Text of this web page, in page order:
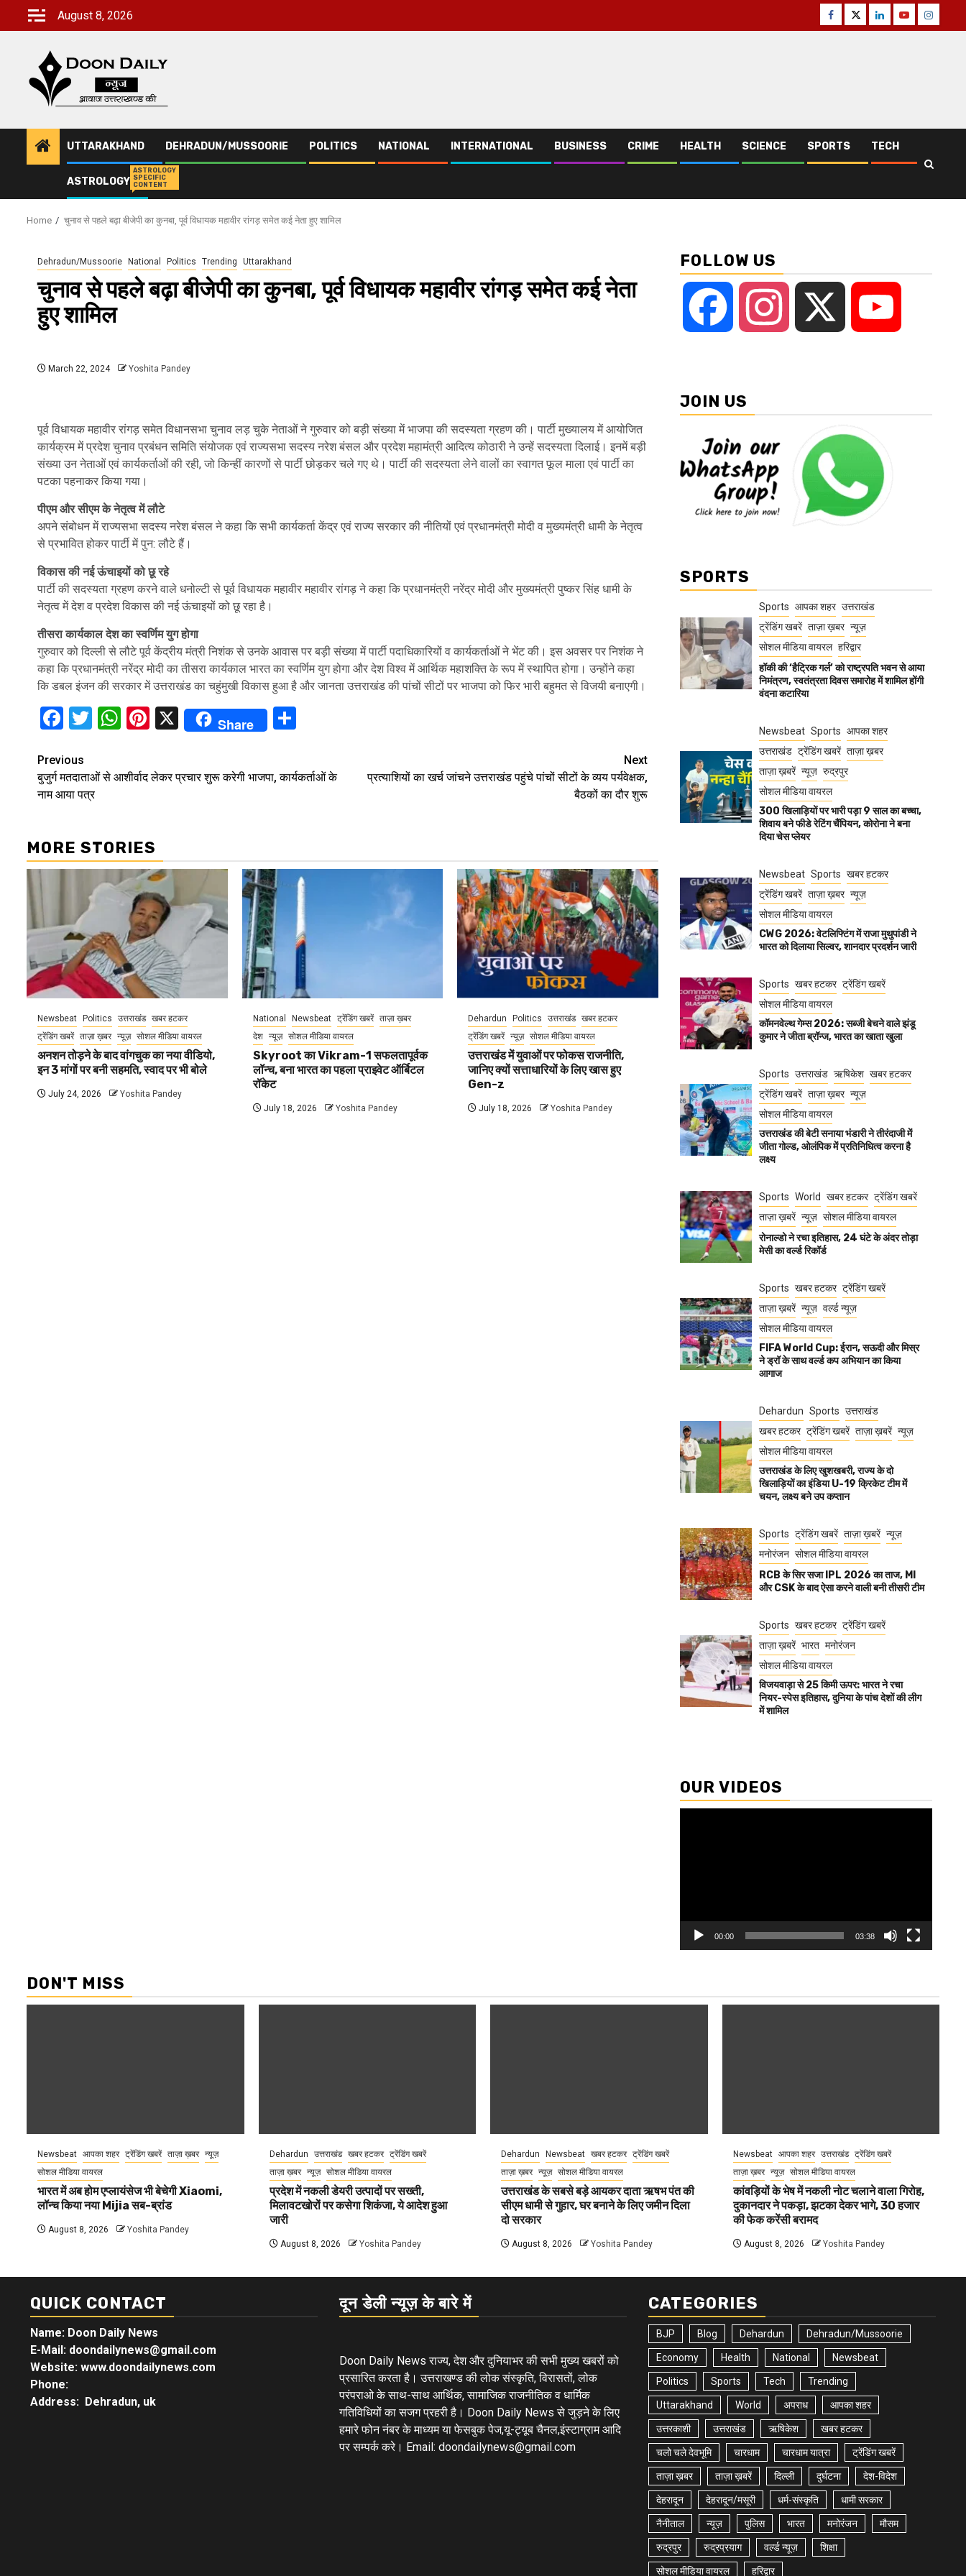
August 8, 2026 Facebook
TwitterLinkedinYoutube
UTTARAKHAND DEHRADUN/MUSSOORIE POLITICS NATIONAL INTERNATIONAL BUSINESS CRIME HEALTH SCIENCE SPORTS TECH
ASTROLOGY
ASTROLOGY
SPECIFIC
CONTENT
Home चुनाव से पहले बढ़ा बीजेपी का कुनबा, पूर्व विधायक महावीर रांगड़ समेत कई नेता हुए शामिल
Dehradun/Mussoorie National Politics Trending Uttarakhand
चुनाव से पहले बढ़ा बीजेपी का कुनबा, पूर्व विधायक महावीर रांगड़ समेत कई नेता
हुए शामिल
March 22, 2024 Yoshita Pandey
पूर्व विधायक महावीर रांगड़ समेत विधानसभा चुनाव लड़ चुके नेताओं ने गुरुवार को बड़ी संख्या में भाजपा की सदस्यता ग्रहण की। पार्टी मुख्यालय में आयोजित
कार्यक्रम में प्रदेश चुनाव प्रबंधन समिति संयोजक एवं राज्यसभा सदस्य नरेश बंसल और प्रदेश महामंत्री आदित्य कोठारी ने उन्हें सदस्यता दिलाई। इनमें बड़ी
संख्या उन नेताओं एवं कार्यकर्ताओं की रही, जो किन्हीं कारणों से पार्टी छोड़कर चले गए थे। पार्टी की सदस्यता लेने वालों का स्वागत फूल माला एवं पार्टी का
पटका पहनाकर किया गया।
पीएम और सीएम के नेतृत्व में लौटे
अपने संबोधन में राज्यसभा सदस्य नरेश बंसल ने कहा कि सभी कार्यकर्ता केंद्र एवं राज्य सरकार की नीतियों एवं प्रधानमंत्री मोदी व मुख्यमंत्री धामी के नेतृत्व
से प्रभावित होकर पार्टी में पुन: लौटे हैं।
विकास की नई ऊंचाइयों को छू रहे
पार्टी की सदस्यता ग्रहण करने वाले धनोल्टी से पूर्व विधायक महावीर महावीर रांगड़ ने कहा कि प्रधानमंत्री नरेंद्र मोदी और मुख्यमंत्री पुष्कर सिंह धामी के
नेतृत्व में देश व प्रदेश विकास की नई ऊंचाइयों को छू रहा है।
तीसरा कार्यकाल देश का स्वर्णिम युग होगा
गुरुवार को दिल्ली से लौटे पूर्व केंद्रीय मंत्री निशंक से उनके आवास पर बड़ी संख्या में पार्टी पदाधिकारियों व कार्यकर्ताओं ने भेंट की। इस अवसर पर निशंक ने
कहा कि प्रधानमंत्री नरेंद्र मोदी का तीसरा कार्यकाल भारत का स्वर्णिम युग होगा और देश विश्व में आर्थिक महाशक्ति के रूप में स्थापित होगा। उन्होंने कहा
कि डबल इंजन की सरकार में उत्तराखंड का चहुंमुखी विकास हुआ है और जानता उत्तराखंड की पांचों सीटों पर भाजपा को फिर भारी बहुमत से विजयी बनाएगी।
Facebook
Twitter
WhatsApp
Pinterest
X Share
Continue
Reading
Previous
बुजुर्ग मतदाताओं से आशीर्वाद लेकर प्रचार शुरू करेगी भाजपा, कार्यकर्ताओं के
नाम आया पत्र
Next
प्रत्याशियों का खर्च जांचने उत्तराखंड पहुंचे पांचों सीटों के व्यय पर्यवेक्षक,
बैठकों का दौर शुरू
MORE STORIES
Newsbeat Politics उत्तराखंड खबर हटकर
ट्रेंडिंग खबरें ताज़ा ख़बर न्यूज़ सोशल मीडिया वायरल
अनशन तोड़ने के बाद वांगचुक का नया वीडियो,
इन 3 मांगों पर बनी सहमति, स्वाद पर भी बोले
July 24, 2026 Yoshita Pandey
National Newsbeat ट्रेंडिंग खबरें ताज़ा ख़बर
देश न्यूज़ सोशल मीडिया वायरल
Skyroot का Vikram-1 सफलतापूर्वक
लॉन्च, बना भारत का पहला प्राइवेट ऑर्बिटल
रॉकेट
July 18, 2026 Yoshita Pandey
Dehardun Politics उत्तराखंड खबर हटकर
ट्रेंडिंग खबरें न्यूज़ सोशल मीडिया वायरल
उत्तराखंड में युवाओं पर फोकस राजनीति,
जानिए क्यों सत्ताधारियों के लिए खास हुए
Gen-z
July 18, 2026 Yoshita Pandey
FOLLOW US
Facebook Instagram
JOIN US
SPORTS
Sports आपका शहर उत्तराखंड
ट्रेंडिंग खबरें ताज़ा ख़बर न्यूज़
सोशल मीडिया वायरल हरिद्वार
हॉकी की ‘हैट्रिक गर्ल’ को राष्ट्रपति भवन से आया
निमंत्रण, स्वतंत्रता दिवस समारोह में शामिल होंगी
वंदना कटारिया
Newsbeat Sports आपका शहर
उत्तराखंड ट्रेंडिंग खबरें ताज़ा ख़बर
ताज़ा ख़बरें न्यूज़ रुद्रपुर
सोशल मीडिया वायरल
300 खिलाड़ियों पर भारी पड़ा 9 साल का बच्चा,
शिवाय बने फीडे रेटिंग चैंपियन, कोरोना ने बना
दिया चेस प्लेयर
Newsbeat Sports खबर हटकर
ट्रेंडिंग खबरें ताज़ा ख़बर न्यूज़
सोशल मीडिया वायरल
CWG 2026: वेटलिफ्टिंग में राजा मुथुपांडी ने
भारत को दिलाया सिल्वर, शानदार प्रदर्शन जारी
Sports खबर हटकर ट्रेंडिंग खबरें
सोशल मीडिया वायरल
कॉमनवेल्थ गेम्स 2026: सब्जी बेचने वाले झंडू
कुमार ने जीता ब्रॉन्ज, भारत का खाता खुला
Sports उत्तराखंड ऋषिकेश खबर हटकर
ट्रेंडिंग खबरें ताज़ा ख़बर न्यूज़
सोशल मीडिया वायरल
उत्तराखंड की बेटी सनाया भंडारी ने तीरंदाजी में
जीता गोल्ड, ओलंपिक में प्रतिनिधित्व करना है
लक्ष्य
Sports World खबर हटकर ट्रेंडिंग खबरें
ताज़ा ख़बरें न्यूज़ सोशल मीडिया वायरल
रोनाल्डो ने रचा इतिहास, 24 घंटे के अंदर तोड़ा
मेसी का वर्ल्ड रिकॉर्ड
Sports खबर हटकर ट्रेंडिंग खबरें
ताज़ा ख़बरें न्यूज़ वर्ल्ड न्यूज़
सोशल मीडिया वायरल
FIFA World Cup: ईरान, सऊदी और मिस्र
ने ड्रॉ के साथ वर्ल्ड कप अभियान का किया
आगाज
Dehardun Sports उत्तराखंड
खबर हटकर ट्रेंडिंग खबरें ताज़ा ख़बरें न्यूज़
सोशल मीडिया वायरल
उत्तराखंड के लिए खुशखबरी, राज्य के दो
खिलाड़ियों का इंडिया U-19 क्रिकेट टीम में
चयन, लक्ष्य बने उप कप्तान
Sports ट्रेंडिंग खबरें ताज़ा ख़बरें न्यूज़
मनोरंजन सोशल मीडिया वायरल
RCB के सिर सजा IPL 2026 का ताज, MI
और CSK के बाद ऐसा करने वाली बनी तीसरी टीम
Sports खबर हटकर ट्रेंडिंग खबरें
ताज़ा ख़बरें भारत मनोरंजन
सोशल मीडिया वायरल
विजयवाड़ा से 25 किमी ऊपर: भारत ने रचा
नियर-स्पेस इतिहास, दुनिया के पांच देशों की लीग
में शामिल
OUR VIDEOS
00:00 03:38
DON'T MISS
Newsbeat आपका शहर ट्रेंडिंग खबरें ताज़ा ख़बर न्यूज़
सोशल मीडिया वायरल
भारत में अब होम एप्लायंसेज भी बेचेगी Xiaomi,
लॉन्च किया नया Mijia सब-ब्रांड
August 8, 2026 Yoshita Pandey
Dehardun उत्तराखंड खबर हटकर
ट्रेंडिंग खबरें
ताज़ा ख़बर
न्यूज़ सोशल मीडिया वायरल
प्रदेश में नकली डेयरी उत्पादों पर सख्ती,
मिलावटखोरों पर कसेगा शिकंजा, ये आदेश हुआ
जारी
August 8, 2026 Yoshita Pandey
Dehardun Newsbeat खबर हटकर ट्रेंडिंग खबरें
ताज़ा ख़बर न्यूज़ सोशल मीडिया वायरल
उत्तराखंड के सबसे बड़े आयकर दाता ऋषभ पंत की
सीएम धामी से गुहार, घर बनाने के लिए जमीन दिला
दो सरकार
August 8, 2026 Yoshita Pandey
Newsbeat आपका शहर उत्तराखंड
ट्रेंडिंग खबरें
ताज़ा ख़बर
न्यूज़ सोशल मीडिया वायरल
कांवड़ियों के भेष में नकली नोट चलाने वाला गिरोह,
दुकानदार ने पकड़ा, झटका देकर भागे, 30 हजार
की फेक करेंसी बरामद
August 8, 2026 Yoshita Pandey
QUICK CONTACT
Name: Doon Daily News
E-Mail: doondailynews@gmail.com
Website: www.doondailynews.com
Phone:
Address: Dehradun, uk
दून डेली न्यूज़ के बारे में
Doon Daily News राज्य, देश और दुनियाभर की सभी मुख्य खबरों को
प्रसारित करता है। उत्तराखण्ड की लोक संस्कृति, विरासतों, लोक
परंपराओ के साथ-साथ आर्थिक, सामाजिक राजनीतिक व धार्मिक
गतिविधियों का सजग प्रहरी है। Doon Daily News से जुड़ने के लिए
हमारे फोन नंबर के माध्यम या फेसबुक पेज,यू-ट्यूब चैनल,इंस्टाग्राम आदि
पर सम्पर्क करे। Email: doondailynews@gmail.com
CATEGORIES
BJP Blog Dehardun Dehradun/Mussoorie
Economy Health National Newsbeat
Politics Sports Tech Trending
Uttarakhand World अपराध आपका शहर
उत्तरकाशी उत्तराखंड ऋषिकेश खबर हटकर
चलो चले देवभूमि चारधाम चारधाम यात्रा ट्रेंडिंग खबरें
ताज़ा ख़बर ताज़ा ख़बरें दिल्ली दुर्घटना देश-विदेश
देहरादून देहरादून/मसूरी धर्म-संस्कृति धामी सरकार
नैनीताल न्यूज़ पुलिस भारत मनोरंजन मौसम
रुद्रपुर रुद्रप्रयाग वर्ल्ड न्यूज़ शिक्षा
सोशल मीडिया वायरल हरिद्वार